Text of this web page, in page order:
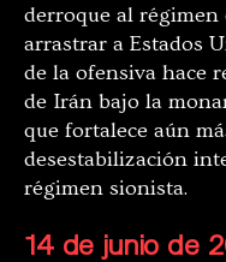
derroque al régimen
arrastrar a Estados
de la ofensiva hace
de Irán bajo la
que fortalece aún
desestabilización
régimen sionista.
14 de junio de